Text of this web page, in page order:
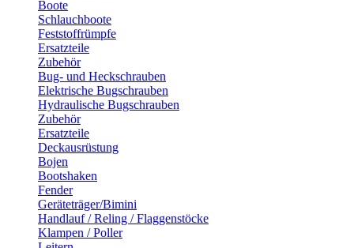
Boote
Schlauchboote
Feststoffrümpfe
Ersatzteile
Zubehör
Bug- und Heckschrauben
Elektrische Bugschrauben
Hydraulische Bugschrauben
Zubehör
Ersatzteile
Deckausrüstung
Bojen
Bootshaken
Fender
Geräteträger/Bimini
Handlauf / Reling / Flaggenstöcke
Klampen / Poller